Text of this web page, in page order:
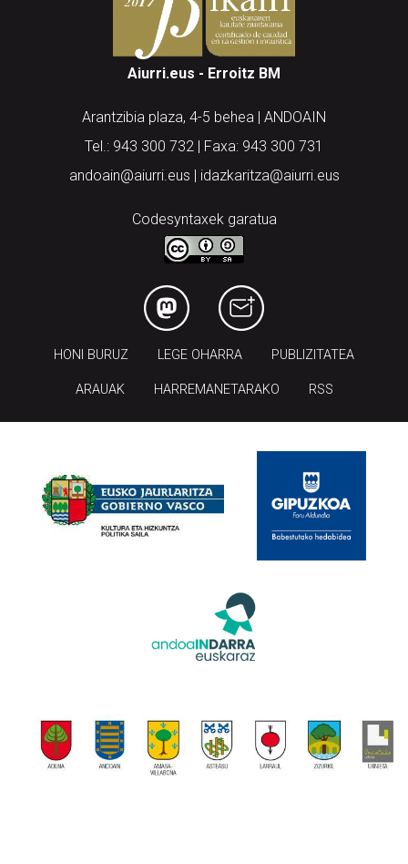
Aiurri.eus - Erroitz BM
Arantzibia plaza, 4-5 behea | ANDOAIN
Tel.: 943 300 732 | Faxa: 943 300 731
andoain@aiurri.eus | idazkaritza@aiurri.eus
Codesyntaxek garatua
HONI BURUZ LEGE OHARRA PUBLIZITATEA
ARAUAK HARREMANETARAKO RSS